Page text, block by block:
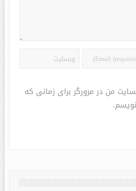
من در مرورگر برای زمانی که